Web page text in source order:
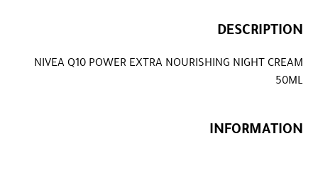
DESCRIPTION
NIVEA Q10 POWER EXTRA NOURISHING NIGHT CREAM
50ML
INFORMATION